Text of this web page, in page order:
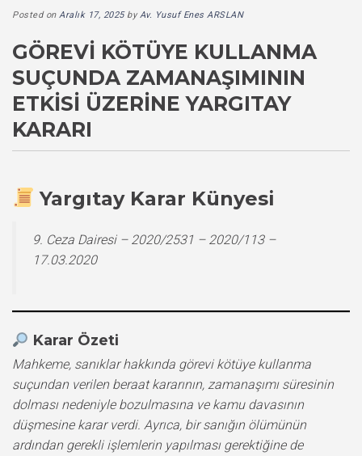
Posted on Aralık 17, 2025byAv. Yusuf Enes ARSLAN
GÖREVI KÖTÜYE KULLANMA
SUÇUNDA ZAMANAŞIMININ
ETKISI ÜZERINE YARGITAY
KARARI
Yargıtay Karar Künyesi
9. Ceza Dairesi – 2020/2531 – 2020/113 –
17.03.2020
Karar Özeti
Mahkeme, sanıklar hakkında görevi kötüye kullanma
suçundan verilen beraat kararının, zamanaşımı süresinin
dolması nedeniyle bozulmasına ve kamu davasının
düşmesine karar verdi. Ayrıca, bir sanığın ölümünün
ardından gerekli işlemlerin yapılması gerektiğine de